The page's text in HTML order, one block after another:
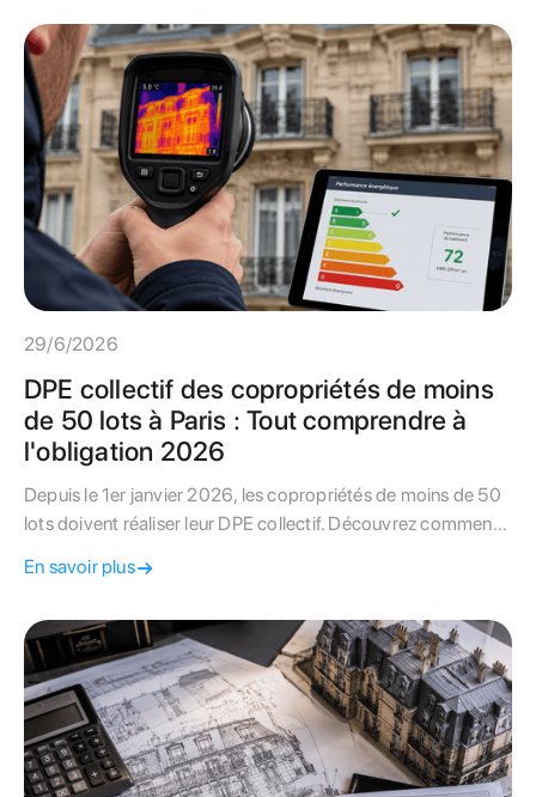
29/6/2026
DPE collectif des copropriétés de moins
de 50 lots à Paris : Tout comprendre à
l'obligation 2026
Depuis le 1er janvier 2026, les copropriétés de moins de 50
lots doivent réaliser leur DPE collectif. Découvrez comment
ancien parisien.
En savoir plus